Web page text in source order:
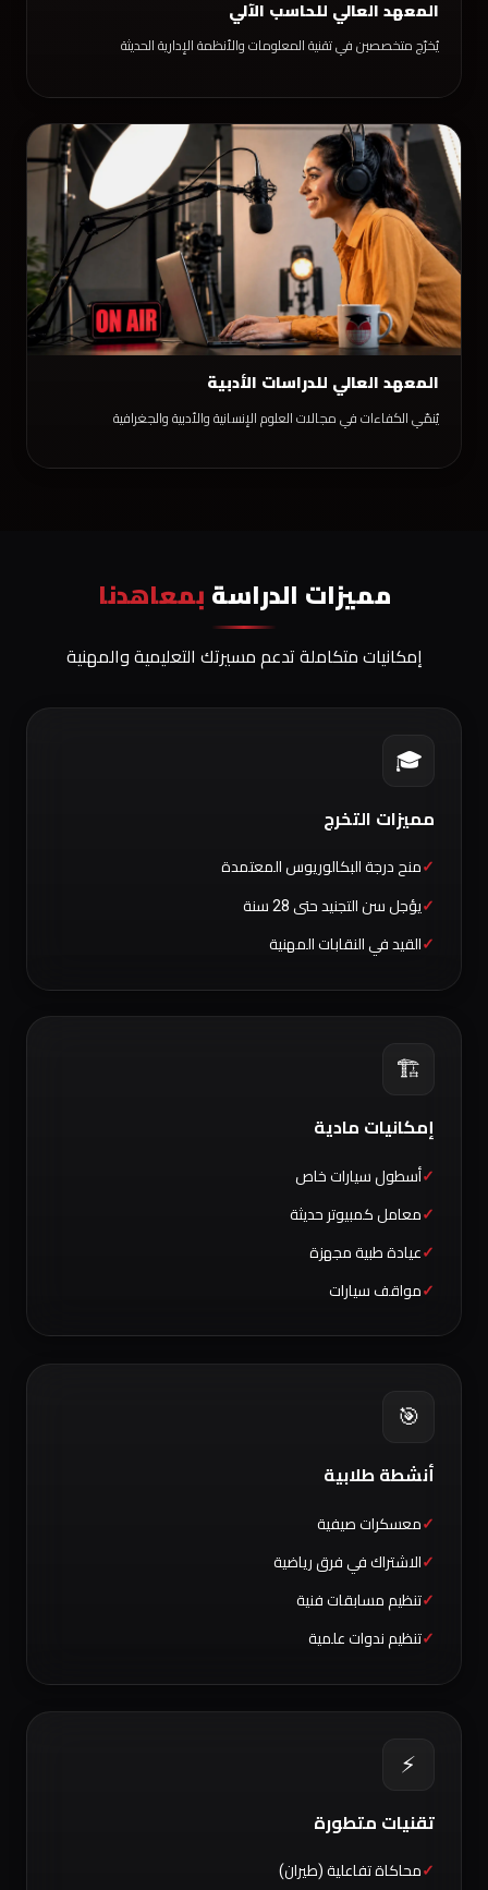
المعهد العالي للحاسب الآلي
يُخرّج متخصصين في تقنية المعلومات والأنظمة الإدارية الحديثة
المعهد العالي للدراسات الأدبية
يُنمّي الكفاءات في مجالات العلوم الإنسانية والأدبية والجغرافية
مميزات الدراسة بمعاهدنا
إمكانيات متكاملة تدعم مسيرتك التعليمية والمهنية
🎓
مميزات التخرج
منح درجة البكالوريوس المعتمدة
يؤجل سن التجنيد حتى 28 سنة
القيد في النقابات المهنية
🏗️
إمكانيات مادية
أسطول سيارات خاص
معامل كمبيوتر حديثة
عيادة طبية مجهزة
مواقف سيارات
🎯
أنشطة طلابية
معسكرات صيفية
الاشتراك في فرق رياضية
تنظيم مسابقات فنية
تنظيم ندوات علمية
⚡
تقنيات متطورة
محاكاة تفاعلية (طيران)